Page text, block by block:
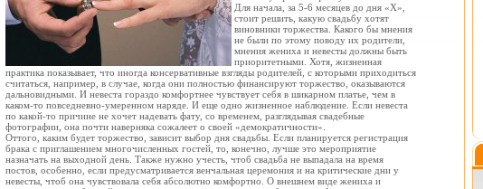
Для начала, за 5-6 месяцев до дня «Х»,
стоит решить, какую свадьбу хотят
виновники торжества. Какого бы мнения
не были по этому поводу их родители,
мнения жениха и невесты должны быть
приоритетными. Хотя, жизненная
практика показывает, что иногда консервативные взгляды родителей, с которыми приходиться
считаться, например, в случае, когда они полностью финансируют торжество, оказываются
дальновидными. И невеста гораздо комфортнее чувствует себя в шикарном платье, чем в
каком-то повседневно-умеренном наряде. И еще одно жизненное наблюдение. Если невеста
по какой-то причине не хочет надевать фату, со временем, разглядывая свадебные
фотографии, она почти наверняка сожалеет о своей «демократичности».
Оттого, каким будет торжество, зависит выбор дня свадьбы. Если планируется регистрация
брака с приглашением многочисленных гостей, то, конечно, лучше это мероприятие
назначать на выходной день. Также нужно учесть, чтоб свадьба не выпадала на время
постов, особенно, если предусматривается венчальная церемония и на критические дни у
невесты, чтоб она чувствовала себя абсолютно комфортно. О внешнем виде жениха и